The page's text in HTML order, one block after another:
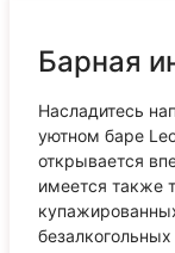
Барная
Насладитесь
уютном баре
открывается
имеется также
безалкогольных